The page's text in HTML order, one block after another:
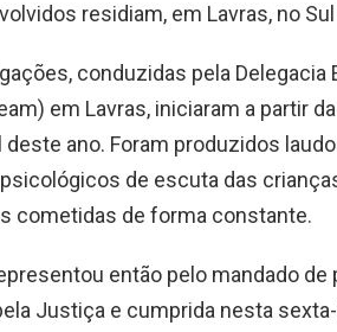
residiam, em Lavras, no
conduzidas pela Delegacia
em Lavras, iniciaram a partir
deste ano. Foram produzidos
de escuta das
cometidas de forma constante.
então pelo mandado
Justiça e cumprida nesta